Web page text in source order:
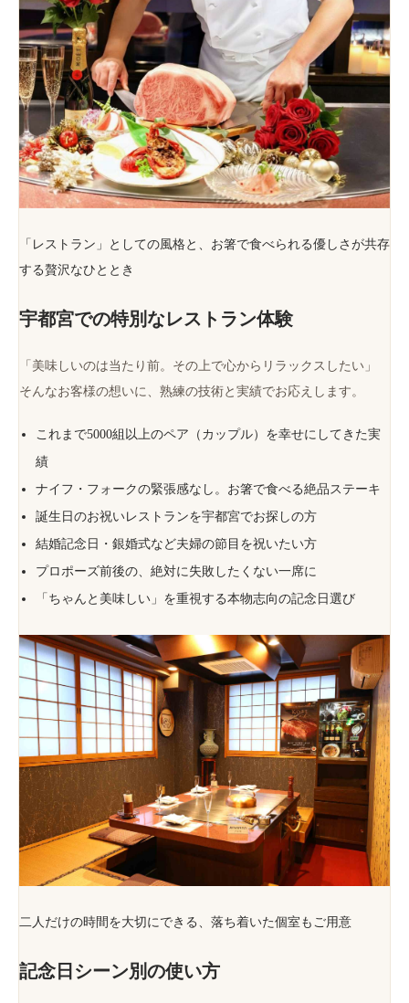
「レストラン」としての風格と、お箸で食べられる優しさが共存
する贅沢なひととき
宇都宮での特別なレストラン体験
「美味しいのは当たり前。その上で心からリラックスしたい」
そんなお客様の想いに、熟練の技術と実績でお応えします。
これまで5000組以上のペア（カップル）を幸せにしてきた実
績
ナイフ・フォークの緊張感なし。お箸で食べる絶品ステーキ
誕生日のお祝いレストランを宇都宮でお探しの方
結婚記念日・銀婚式など夫婦の節目を祝いたい方
プロポーズ前後の、絶対に失敗したくない一席に
「ちゃんと美味しい」を重視する本物志向の記念日選び
二人だけの時間を大切にできる、落ち着いた個室もご用意
記念日シーン別の使い方